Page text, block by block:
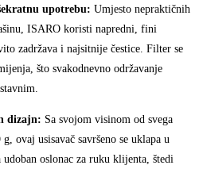
upotrebu: Umjesto nepraktičnih
ISARO koristi napredni, fini
zadržava i najsitnije čestice. Filter se
što svakodnevno održavanje
dizajn: Sa svojom visinom od svega
ovaj usisavač savršeno se uklapa u
udoban oslonac za ruku klijenta, štedi